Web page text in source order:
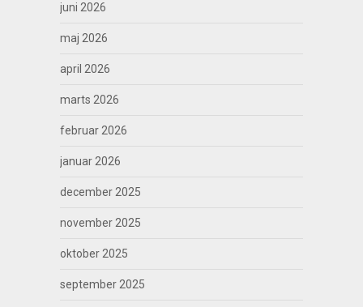
juni 2026
maj 2026
april 2026
marts 2026
februar 2026
januar 2026
december 2025
november 2025
oktober 2025
september 2025